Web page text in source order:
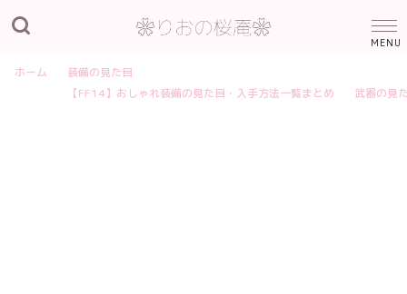
ホーム
装備の見た目
【FF14】おしゃれ装備の見た目・入手方法一覧まとめ
武器の見